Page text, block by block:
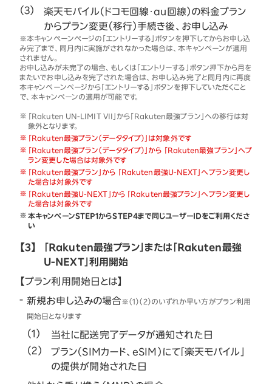
楽天モバイル（ドコモ回線・au回線）の料金プラン
からプラン変更（移行）手続き後、お申し込み
※本キャンペーンページの「エントリーする」ボタンを押下してからお申し込
み完了まで、同月内に実施がされなかった場合は、本キャンペーンが適用
されません。
お申し込みが未完了の場合、もしくは「エントリーする」ボタン押下から月を
またいでお申し込みを完了された場合は、お申し込み完了と同月内に再度
本キャンペーンページから「エントリーする」ボタンを押下していただくこと
で、本キャンペーンの適用が可能です。
「Rakuten UN-LIMIT VII」から「Rakuten最強プラン」への移行は対
象外となります。
「Rakuten最強プラン（データタイプ）」は対象外です
「Rakuten最強プラン（データタイプ）」から 「Rakuten最強プラン」へプ
ラン変更した場合は対象外です
「Rakuten最強プラン」から 「Rakuten最強U-NEXT」へプラン変更し
た場合は対象外です
「Rakuten最強U-NEXT」から 「Rakuten最強プラン」へプラン変更し
た場合は対象外です
本キャンペーンSTEP1からSTEP4まで同じユーザーIDをご利用くださ
い
【3】
「Rakuten最強プラン」または「Rakuten最強
U-NEXT」利用開始
【プラン利用開始日とは】
新規お申し込みの場合 ※（1）（2）のいずれか早い方がプラン利用
開始日となります
当社に配送完了データが通知された日
プラン（SIMカード、eSIM）にて「楽天モバイル」
の提供が開始された日